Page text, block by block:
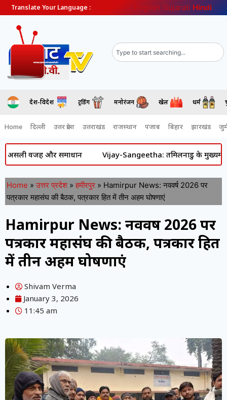
Translate Your Language : English Gujarati Hindi
देश-विदेश ट्रेंडिंग मनोरंजन खेल धर्म
Home दिल्ली उत्तर प्रदेश उत्तराखंड राजस्थान पंजाब बिहार झारखंड
और समाधान Vijay-Sangeetha: तमिलनाडु के मुख्यमंत्री विजय
Home » उत्तर प्रदेश » हमीरपुर » Hamirpur News: नववर्ष 2026 पर
पत्रकार महासंघ की बैठक, पत्रकार हित में तीन अहम घोषणाएं
Hamirpur News: नववर्ष 2026 पर
पत्रकार महासंघ की बैठक, पत्रकार हित
में तीन अहम घोषणाएं
Shivam Verma
January 3, 2026
11:45 am